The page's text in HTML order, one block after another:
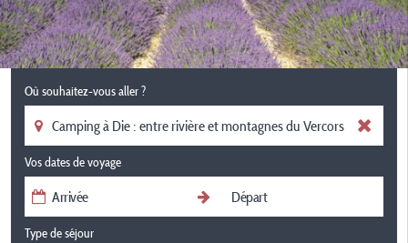
Où souhaitez-vous aller ?
Vos dates de voyage
Type de séjour